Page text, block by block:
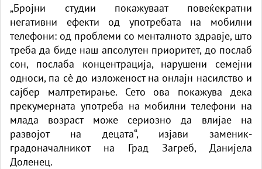
„Бројни студии покажуваат повеќекратни
негативни ефекти од употребата на мобилни
телефони: од проблеми со менталното здравје, што
треба да биде наш апсолутен приоритет, до послаб
сон, послаба концентрација, нарушени семејни
односи, па сè до изложеност на онлајн насилство и
сајбер малтретирање. Сето ова покажува дека
прекумерната употреба на мобилни телефони на
млада возраст може сериозно да влијае на
развојот на децата“, изјави заменик-
градоначалникот на Град Загреб, Данијела
Доленец.